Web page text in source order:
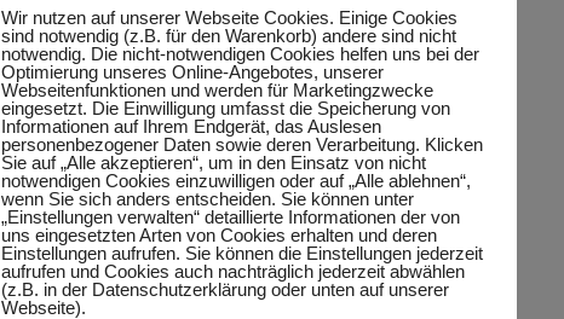
Wir nutzen auf unserer Webseite Cookies. Einige Cookies
sind notwendig (z.B. für den Warenkorb) andere sind nicht
notwendig. Die nicht-notwendigen Cookies helfen uns bei der
Optimierung unseres Online-Angebotes, unserer
Webseitenfunktionen und werden für Marketingzwecke
eingesetzt. Die Einwilligung umfasst die Speicherung von
Informationen auf Ihrem Endgerät, das Auslesen
personenbezogener Daten sowie deren Verarbeitung. Klicken
Sie auf „Alle akzeptieren“, um in den Einsatz von nicht
notwendigen Cookies einzuwilligen oder auf „Alle ablehnen“,
wenn Sie sich anders entscheiden. Sie können unter
„Einstellungen verwalten“ detaillierte Informationen der von
uns eingesetzten Arten von Cookies erhalten und deren
Einstellungen aufrufen. Sie können die Einstellungen jederzeit
aufrufen und Cookies auch nachträglich jederzeit abwählen
(z.B. in der Datenschutzerklärung oder unten auf unserer
Webseite).